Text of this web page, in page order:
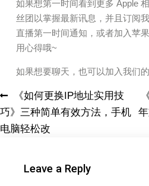
如果想第一时间看到更多 Apple
丝团以掌握最新讯息，并且订阅
直播第一时间通知，或者加入苹
用心得哦~
如果想要聊天，也可以加入我们
《如何更换IP地址实用技
巧》三种简单有效方法，手机
电脑轻松改
Leave a Reply